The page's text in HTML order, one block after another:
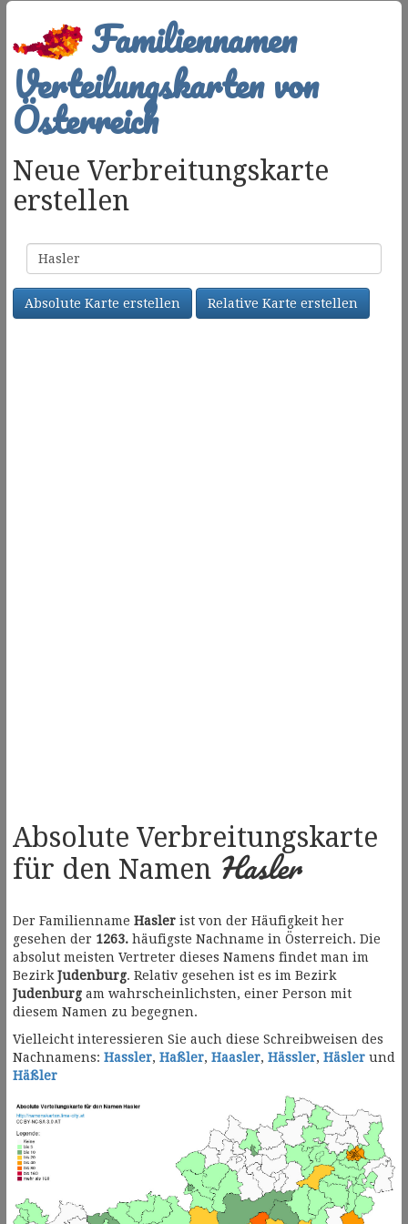
Familiennamen
Verteilungskarten von
Österreich
Neue Verbreitungskarte
erstellen
Familienname
Absolute Karte erstellen Relative Karte erstellen
Absolute Verbreitungskarte
für den Namen Hasler
Der Familienname Hasler ist von der Häufigkeit her
gesehen der 1263. häufigste Nachname in Österreich. Die
absolut meisten Vertreter dieses Namens findet man im
Bezirk Judenburg. Relativ gesehen ist es im Bezirk
Judenburg am wahrscheinlichsten, einer Person mit
diesem Namen zu begegnen.
Vielleicht interessieren Sie auch diese Schreibweisen des
Nachnamens: Hassler, Haßler, Haasler, Hässler, Häsler und
Häßler